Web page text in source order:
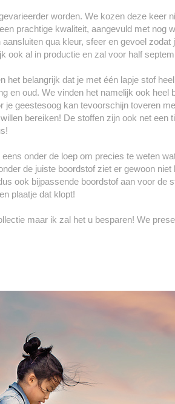
worden. We kozen deze keer
prachtige kwaliteit, aangevuld met nog
qua kleur, sfeer en gevoel
al in productie en zal voor half
belangrijk dat je met één lapje stof
en oud. We vinden het namelijk ook heel
geestesoog kan tevoorschijn toveren
bereiken! De stoffen zijn ook net een
onder de loep om precies te weten
de juiste boordstof ziet er gewoon niet
ook bijpassende boordstof aan voor de
plaatje dat klopt!
maar ik zal het u besparen! We